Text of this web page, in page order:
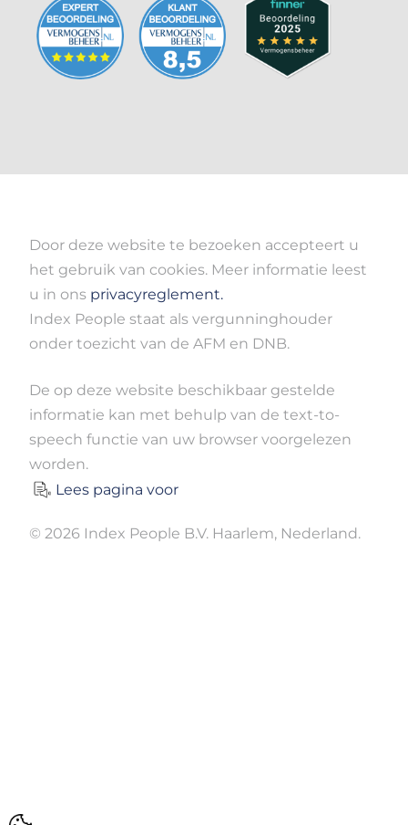
Door deze website te bezoeken accepteert u
het gebruik van cookies. Meer informatie leest
u in ons privacyreglement.
Index People staat als vergunninghouder
onder toezicht van de AFM en DNB.
De op deze website beschikbaar gestelde
informatie kan met behulp van de text-to-
speech functie van uw browser voorgelezen
worden.
Lees pagina voor
© 2026 Index People B.V. Haarlem, Nederland.